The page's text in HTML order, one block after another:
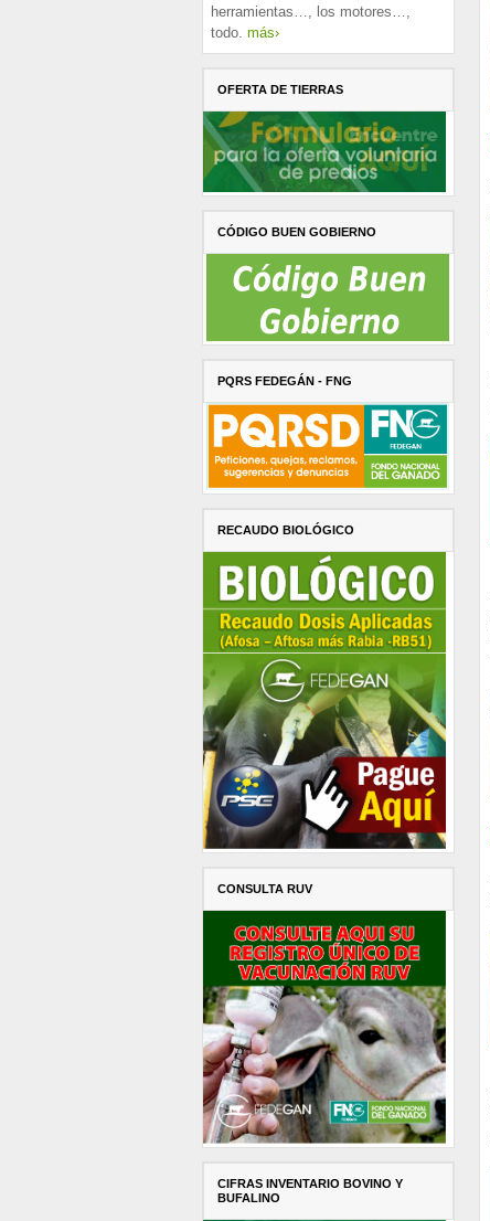
herramientas…, los motores…,
todo. más›
OFERTA DE TIERRAS
CÓDIGO BUEN GOBIERNO
PQRS FEDEGÁN - FNG
RECAUDO BIOLÓGICO
CONSULTA RUV
CIFRAS INVENTARIO BOVINO Y
BUFALINO